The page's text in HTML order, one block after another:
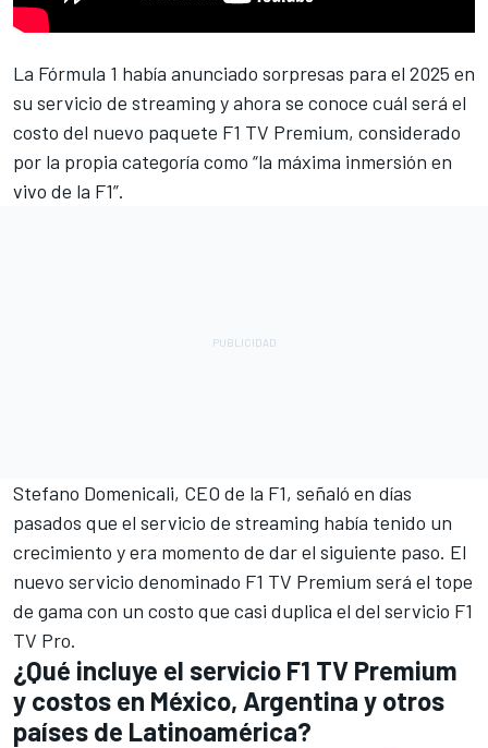
La Fórmula 1 había anunciado sorpresas para el 2025 en
su servicio de streaming y ahora se conoce cuál será el
costo del nuevo paquete F1 TV Premium, considerado
por la propia categoría como “la máxima inmersión en
vivo de la F1”.
Stefano Domenicali, CEO de la F1, señaló en días
pasados que el servicio de streaming había tenido un
crecimiento y era momento de dar el siguiente paso. El
nuevo servicio denominado F1 TV Premium será el tope
de gama con un costo que casi duplica el del servicio F1
TV Pro.
¿Qué incluye el servicio F1 TV Premium
y costos en México, Argentina y otros
países de Latinoamérica?